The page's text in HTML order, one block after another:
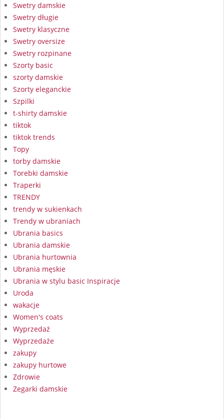
Swetry damskie
Swetry długie
Swetry klasyczne
Swetry oversize
Swetry rozpinane
Szorty basic
szorty damskie
Szorty eleganckie
Szpilki
t-shirty damskie
tiktok
tiktok trends
Topy
torby damskie
Torebki damskie
Traperki
TRENDY
trendy w sukienkach
Trendy w ubraniach
Ubrania basics
Ubrania damskie
Ubrania hurtownia
Ubrania męskie
Ubrania w stylu basic Inspiracje
Uroda
wakacje
Women's coats
Wyprzedaż
Wyprzedaże
zakupy
zakupy hurtowe
Zdrowie
Zegarki damskie